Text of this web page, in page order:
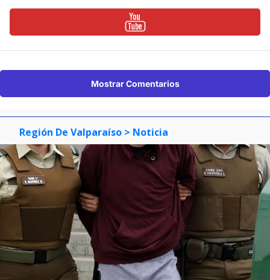
Mostrar Comentarios
Región De Valparaíso > Noticia